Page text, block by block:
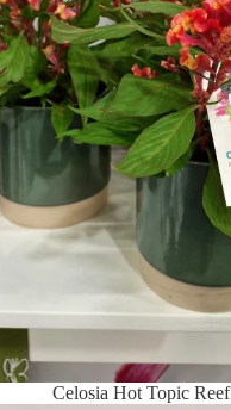
Celosia Hot Topic Reef